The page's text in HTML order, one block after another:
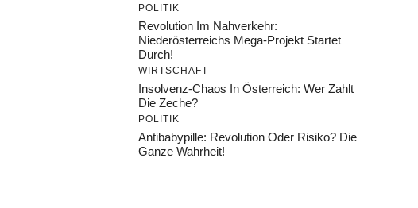
POLITIK
Revolution Im Nahverkehr:
Niederösterreichs Mega-Projekt Startet
Durch!
WIRTSCHAFT
Insolvenz-Chaos In Österreich: Wer Zahlt
Die Zeche?
POLITIK
Antibabypille: Revolution Oder Risiko? Die
Ganze Wahrheit!